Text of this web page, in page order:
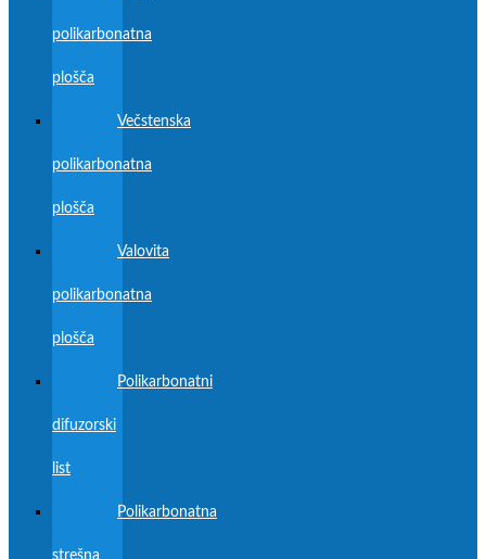
polikarbonatna
plošča
Večstenska
polikarbonatna
plošča
Valovita
polikarbonatna
plošča
Polikarbonatni
difuzorski
list
Polikarbonatna
strešna